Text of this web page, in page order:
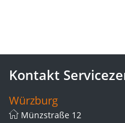
Kontakt
Würzburg
Münzstraße 12